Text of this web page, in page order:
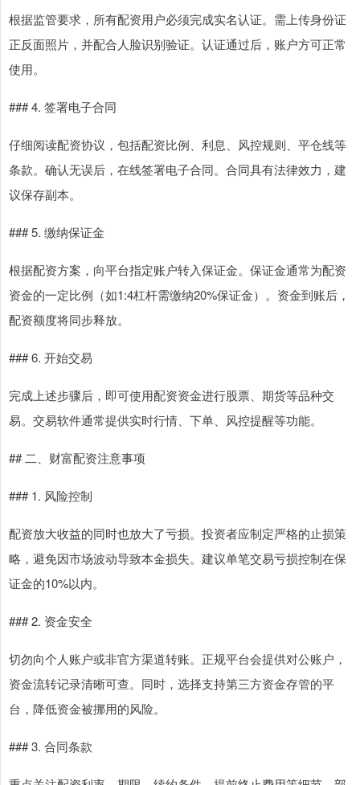
根据监管要求，所有配资用户必须完成实名认证。需上传身份证
正反面照片，并配合人脸识别验证。认证通过后，账户方可正常
使用。
### 4. 签署电子合同
仔细阅读配资协议，包括配资比例、利息、风控规则、平仓线等
条款。确认无误后，在线签署电子合同。合同具有法律效力，建
议保存副本。
### 5. 缴纳保证金
根据配资方案，向平台指定账户转入保证金。保证金通常为配资
资金的一定比例（如1:4杠杆需缴纳20%保证金）。资金到账后，
配资额度将同步释放。
### 6. 开始交易
完成上述步骤后，即可使用配资资金进行股票、期货等品种交
易。交易软件通常提供实时行情、下单、风控提醒等功能。
## 二、财富配资注意事项
### 1. 风险控制
配资放大收益的同时也放大了亏损。投资者应制定严格的止损策
略，避免因市场波动导致本金损失。建议单笔交易亏损控制在保
证金的10%以内。
### 2. 资金安全
切勿向个人账户或非官方渠道转账。正规平台会提供对公账户，
资金流转记录清晰可查。同时，选择支持第三方资金存管的平
台，降低资金被挪用的风险。
### 3. 合同条款